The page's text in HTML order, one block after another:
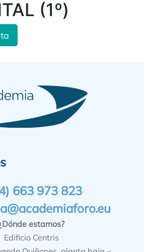
(1º)
663 973 823
estamos?
Edificio Centris